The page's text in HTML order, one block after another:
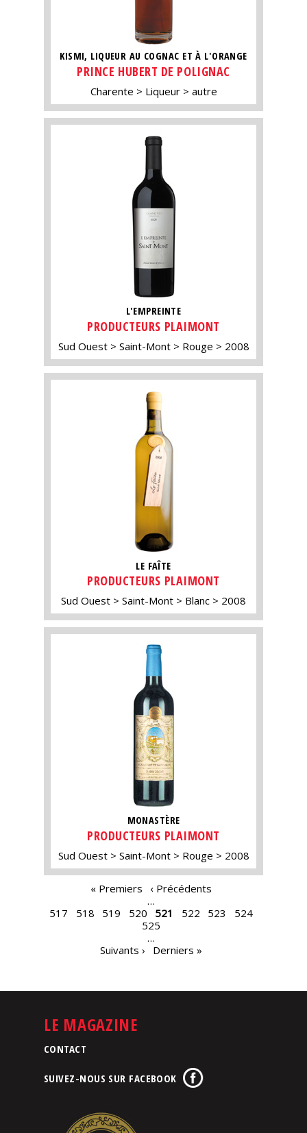
KISMI, LIQUEUR AU COGNAC ET À L'ORANGE
PRINCE HUBERT DE POLIGNAC
Charente Liqueur autre
L'EMPREINTE
PRODUCTEURS PLAIMONT
Sud Ouest Saint-Mont Rouge 2008
LE FAÎTE
PRODUCTEURS PLAIMONT
Sud Ouest Saint-Mont Blanc 2008
MONASTÈRE
PRODUCTEURS PLAIMONT
Sud Ouest Saint-Mont Rouge 2008
« Premiers
‹ Précédents
…
517
518 519 520 521 522 523
524
525
…
Suivants ›
Derniers »
LE MAGAZINE
CONTACT
SUIVEZ-NOUS SUR FACEBOOK